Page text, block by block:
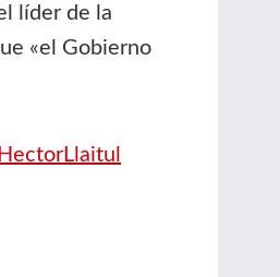
líder de la
«el Gobierno